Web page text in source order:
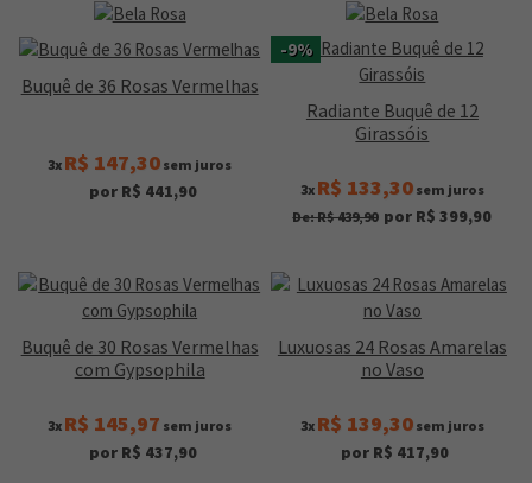
Buquê de 36 Rosas Vermelhas
3x R$ 147,30 sem juros
por R$ 441,90
-9%
Radiante Buquê de 12
Girassóis
3x R$ 133,30sem juros
De: R$ 439,90 por R$ 399,90
Buquê de 30 Rosas Vermelhas
com Gypsophila
3x R$ 145,97 sem juros
por R$ 437,90
Luxuosas 24 Rosas Amarelas
no Vaso
3x R$ 139,30sem juros
por R$ 417,90